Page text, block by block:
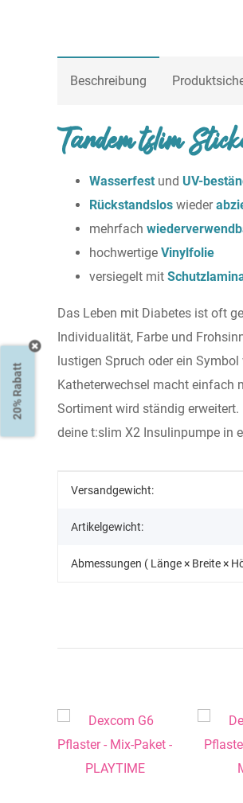
Beschreibung
Tandem tslim
Wasserfest und UV-
Rückstandslos wieder
mehrfach
hochwertige Vinylfolie
versiegelt mit
Das Leben mit Diabetes ist oft
Individualität, Farbe und
lustigen Spruch oder ein
Katheterwechsel macht einfach
Sortiment wird ständig erweitert.
deine t:slim X2 Insulinpumpe in
Produkteigenschaft
Wert
Versandgewicht:
Artikelgewicht:
Abmessungen ( Länge × Breite ×
20% Rabatt